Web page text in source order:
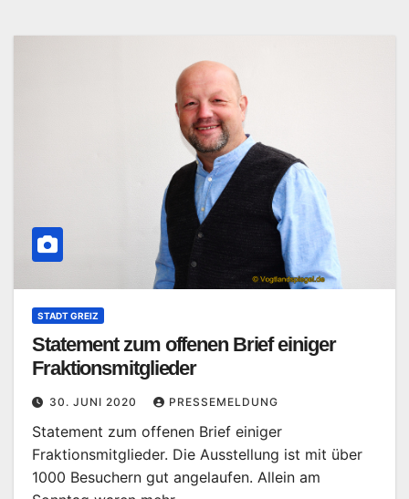
STADT GREIZ
Statement zum offenen Brief einiger
Fraktionsmitglieder
30. JUNI 2020 PRESSEMELDUNG
Statement zum offenen Brief einiger
Fraktionsmitglieder. Die Ausstellung ist mit über
1000 Besuchern gut angelaufen. Allein am